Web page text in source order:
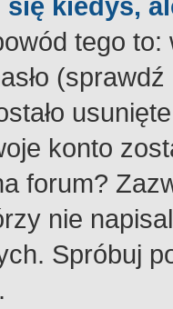
tego to:
konto
forum?
nie
Spróbuj